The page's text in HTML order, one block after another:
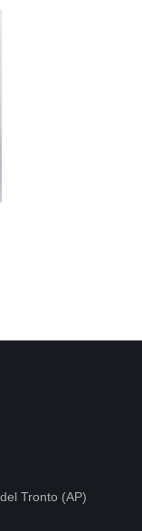
Tronto (AP)